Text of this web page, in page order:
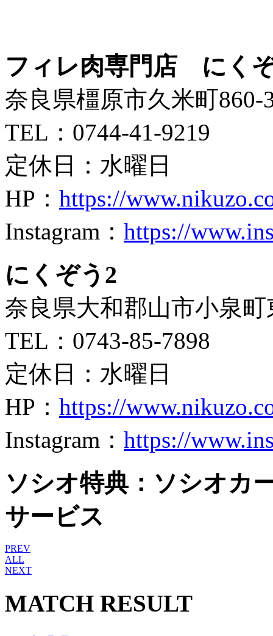
フィレ肉専門店 にく
奈良県橿原市久米町860-
TEL ： 0744-41-9219
定休日： 水曜日
HP ： https://
Instagram： https://
にくぞう2
奈良県大和郡山市小泉町
TEL： 0743-85-7898
定休日： 水曜日
HP ： https://
Instagram： https://
ソシオ特典：ソシオカ
サービス
PREV
ALL
NEXT
MATCH RESULT